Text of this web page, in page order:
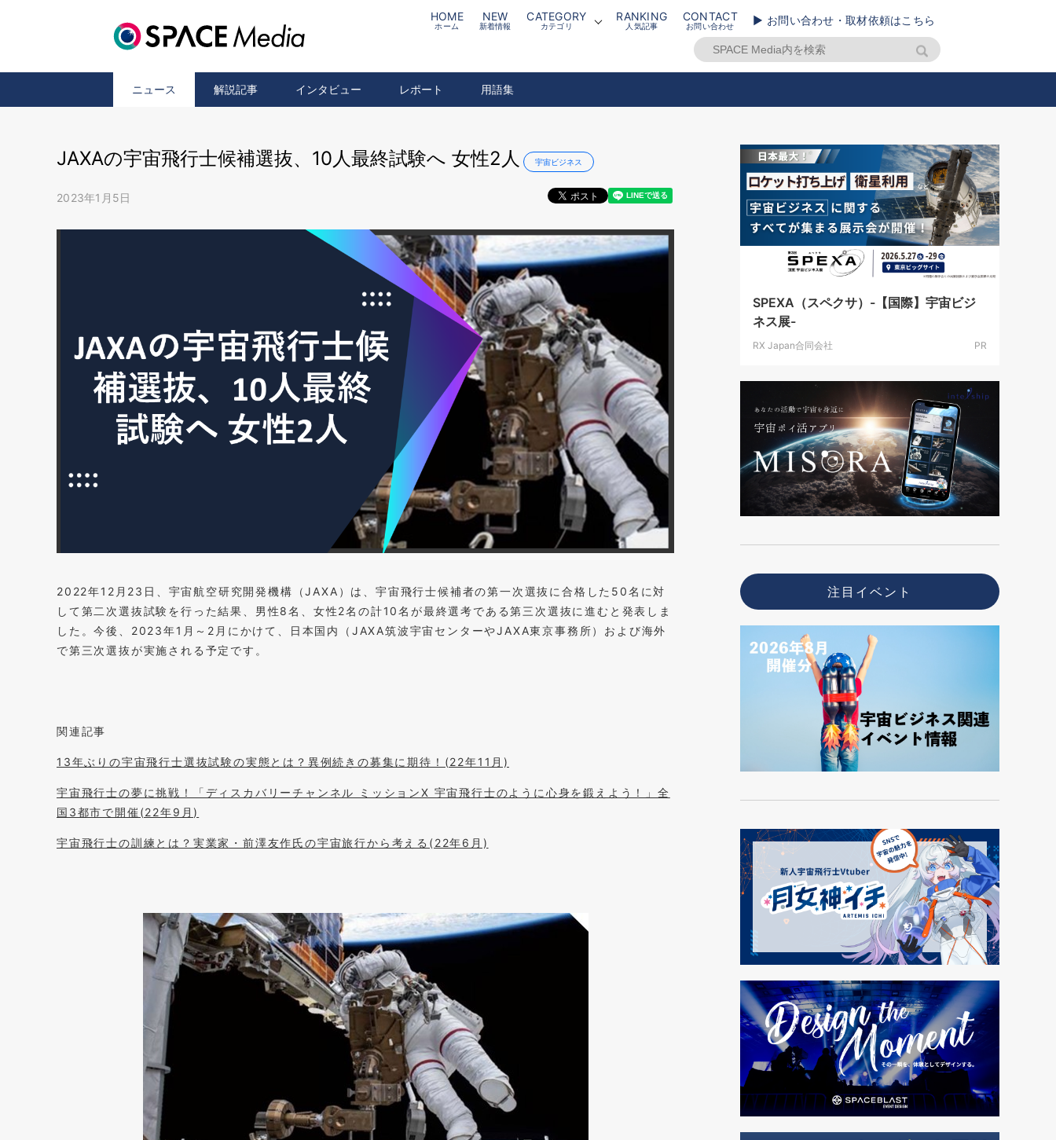
HOME
ホーム
NEW
新着情報
CATEGORY
カテゴリ
RANKING
人気記事
CONTACT
お問い合わせ ▶ お問い合わせ・取材依頼はこちら
ニュース 解説記事 インタビュー レポート 用語集
JAXAの宇宙飛行士候補選抜、10人最終試験へ 女性2人 宇宙ビジネス
2023年1月5日
2022年12月23日、宇宙航空研究開発機構（JAXA）は、宇宙飛行士候補者の第一次選抜に合格した50名に対
して第二次選抜試験を行った結果、男性8名、女性2名の計10名が最終選考である第三次選抜に進むと発表しま
した。今後、2023年1月～2月にかけて、日本国内（JAXA筑波宇宙センターやJAXA東京事務所）および海外
で第三次選抜が実施される予定です。
関連記事
13年ぶりの宇宙飛行士選抜試験の実態とは？異例続きの募集に期待！(22年11月)
宇宙飛行士の夢に挑戦！「ディスカバリーチャンネル ミッションX 宇宙飛行士のように心身を鍛えよう！」全
国3都市で開催(22年9月)
宇宙飛行士の訓練とは？実業家・前澤友作氏の宇宙旅行から考える(22年6月)
SPEXA（スペクサ）-【国際】宇宙ビジ
ネス展-
RX Japan合同会社 PR
注目イベント